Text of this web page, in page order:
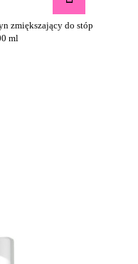
zmiększający do stóp
ml